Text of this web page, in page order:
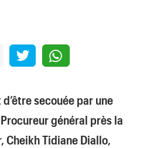
secouée par une
général près la
Cheikh Tidiane Diallo,